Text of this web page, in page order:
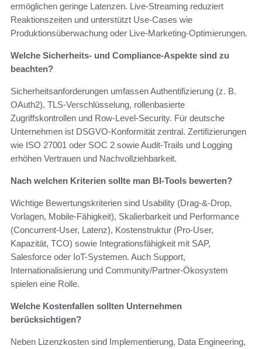
ermöglichen geringe Latenzen. Live-Streaming reduziert
Reaktionszeiten und unterstützt Use-Cases wie
Produktionsüberwachung oder Live-Marketing-Optimierungen.
Welche Sicherheits- und Compliance-Aspekte sind zu
beachten?
Sicherheitsanforderungen umfassen Authentifizierung (z. B.
OAuth2), TLS-Verschlüsselung, rollenbasierte
Zugriffskontrollen und Row-Level-Security. Für deutsche
Unternehmen ist DSGVO-Konformität zentral. Zertifizierungen
wie ISO 27001 oder SOC 2 sowie Audit-Trails und Logging
erhöhen Vertrauen und Nachvollziehbarkeit.
Nach welchen Kriterien sollte man BI-Tools bewerten?
Wichtige Bewertungskriterien sind Usability (Drag-&-Drop,
Vorlagen, Mobile-Fähigkeit), Skalierbarkeit und Performance
(Concurrent-User, Latenz), Kostenstruktur (Pro-User,
Kapazität, TCO) sowie Integrationsfähigkeit mit SAP,
Salesforce oder IoT-Systemen. Auch Support,
Internationalisierung und Community/Partner-Ökosystem
spielen eine Rolle.
Welche Kostenfallen sollten Unternehmen
berücksichtigen?
Neben Lizenzkosten sind Implementierung, Data Engineering,